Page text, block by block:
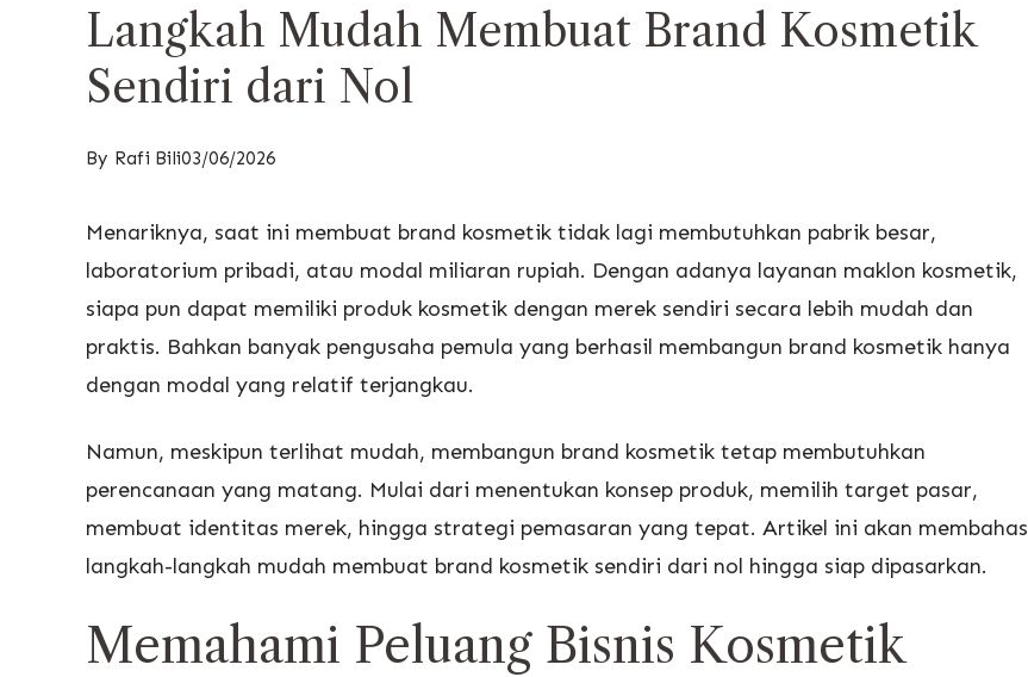
Langkah Mudah Membuat Brand Kosmetik
Sendiri dari Nol
By Rafi Bili03/06/2026
Menariknya, saat ini membuat brand kosmetik tidak lagi membutuhkan pabrik besar,
laboratorium pribadi, atau modal miliaran rupiah. Dengan adanya layanan maklon kosmetik,
siapa pun dapat memiliki produk kosmetik dengan merek sendiri secara lebih mudah dan
praktis. Bahkan banyak pengusaha pemula yang berhasil membangun brand kosmetik hanya
dengan modal yang relatif terjangkau.
Namun, meskipun terlihat mudah, membangun brand kosmetik tetap membutuhkan
perencanaan yang matang. Mulai dari menentukan konsep produk, memilih target pasar,
membuat identitas merek, hingga strategi pemasaran yang tepat. Artikel ini akan membahas
langkah-langkah mudah membuat brand kosmetik sendiri dari nol hingga siap dipasarkan.
Memahami Peluang Bisnis Kosmetik